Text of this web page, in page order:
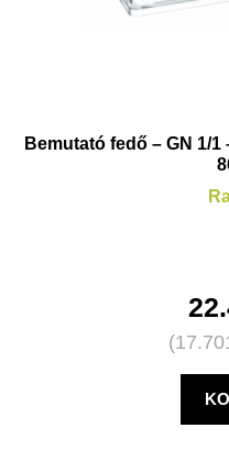
Bemutató fedő – GN 1/1
(